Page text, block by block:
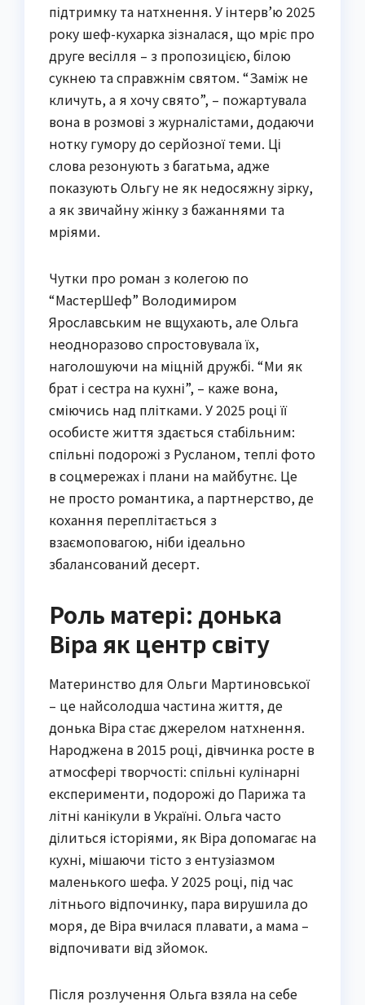
підтримку та натхнення. У інтерв’ю 2025
року шеф-кухарка зізналася, що мріє про
друге весілля – з пропозицією, білою
сукнею та справжнім святом. “Заміж не
кличуть, а я хочу свято”, – пожартувала
вона в розмові з журналістами, додаючи
нотку гумору до серйозної теми. Ці
слова резонують з багатьма, адже
показують Ольгу не як недосяжну зірку,
а як звичайну жінку з бажаннями та
мріями.
Чутки про роман з колегою по
“МастерШеф” Володимиром
Ярославським не вщухають, але Ольга
неодноразово спростовувала їх,
наголошуючи на міцній дружбі. “Ми як
брат і сестра на кухні”, – каже вона,
сміючись над плітками. У 2025 році її
особисте життя здається стабільним:
спільні подорожі з Русланом, теплі фото
в соцмережах і плани на майбутнє. Це
не просто романтика, а партнерство, де
кохання переплітається з
взаємоповагою, ніби ідеально
збалансований десерт.
Роль матері: донька
Віра як центр світу
Материнство для Ольги Мартиновської
– це найсолодша частина життя, де
донька Віра стає джерелом натхнення.
Народжена в 2015 році, дівчинка росте в
атмосфері творчості: спільні кулінарні
експерименти, подорожі до Парижа та
літні канікули в Україні. Ольга часто
ділиться історіями, як Віра допомагає на
кухні, мішаючи тісто з ентузіазмом
маленького шефа. У 2025 році, під час
літнього відпочинку, пара вирушила до
моря, де Віра вчилася плавати, а мама –
відпочивати від зйомок.
Після розлучення Ольга взяла на себе